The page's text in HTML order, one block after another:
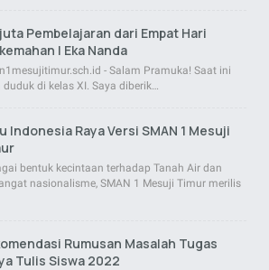
Pembelajaran dari Empat Hari
| Eka Nanda
- Salam Pramuka! Saat ini
duduk di kelas XI. Saya diberik…
Indonesia Raya Versi SMAN 1 Mesuji
bentuk kecintaan terhadap Tanah Air dan
nasionalisme, SMAN 1 Mesuji Timur merilis
Rumusan Masalah Tugas
Tulis Siswa 2022